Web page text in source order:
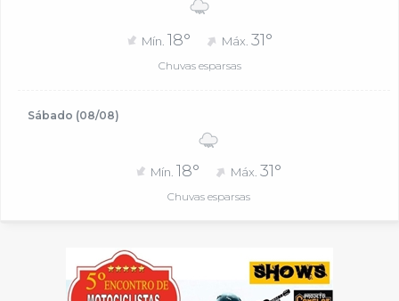
Mín. 18° Máx. 31°
Chuvas esparsas
Sábado (08/08)
Mín. 18° Máx.31°
Chuvas esparsas